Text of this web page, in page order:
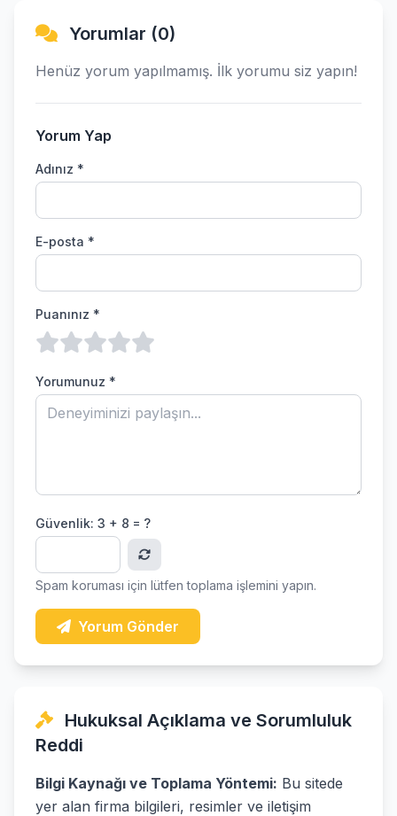
Yorumlar (0)
Henüz yorum yapılmamış. İlk yorumu siz yapın!
Yorum Yap
Adınız *
E-posta *
Puanınız *
Yorumunuz *
Güvenlik: 3 + 8 = ?
Spam koruması için lütfen toplama işlemini yapın.
Yorum Gönder
Hukuksal Açıklama ve Sorumluluk
Reddi
Bilgi Kaynağı ve Toplama Yöntemi: Bu sitede
yer alan firma bilgileri, resimler ve iletişim